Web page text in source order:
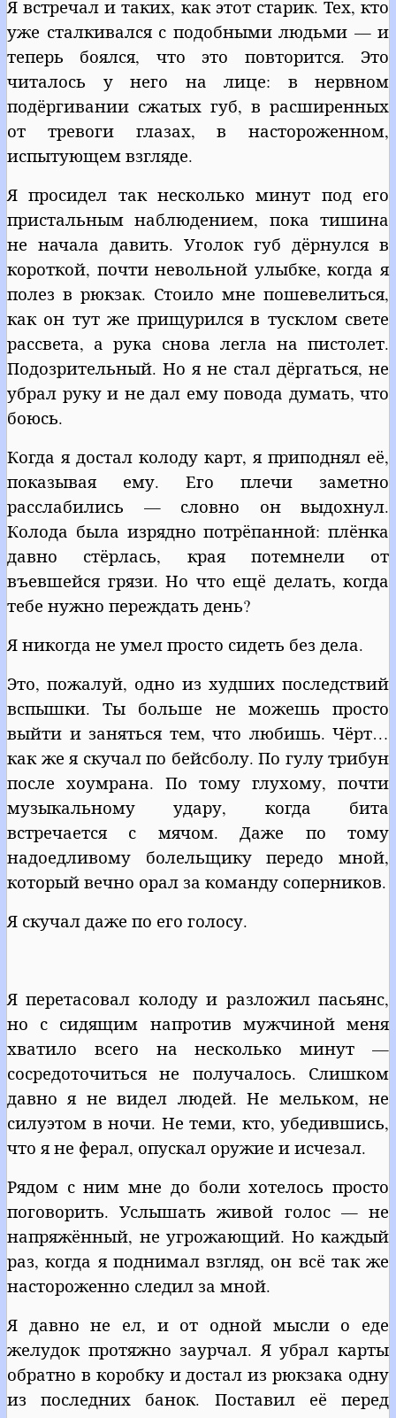
Я встречал и таких, как этот старик. Тех, кто
уже сталкивался с подобными людьми — и
теперь боялся, что это повторится. Это
читалось у него на лице: в нервном
подёргивании сжатых губ, в расширенных
от тревоги глазах, в настороженном,
испытующем взгляде.
Я просидел так несколько минут под его
пристальным наблюдением, пока тишина
не начала давить. Уголок губ дёрнулся в
короткой, почти невольной улыбке, когда я
полез в рюкзак. Стоило мне пошевелиться,
как он тут же прищурился в тусклом свете
рассвета, а рука снова легла на пистолет.
Подозрительный. Но я не стал дёргаться, не
убрал руку и не дал ему повода думать, что
боюсь.
Когда я достал колоду карт, я приподнял её,
показывая ему. Его плечи заметно
расслабились — словно он выдохнул.
Колода была изрядно потрёпанной: плёнка
давно стёрлась, края потемнели от
въевшейся грязи. Но что ещё делать, когда
тебе нужно переждать день?
Я никогда не умел просто сидеть без дела.
Это, пожалуй, одно из худших последствий
вспышки. Ты больше не можешь просто
выйти и заняться тем, что любишь. Чёрт…
как же я скучал по бейсболу. По гулу трибун
после хоумрана. По тому глухому, почти
музыкальному удару, когда бита
встречается с мячом. Даже по тому
надоедливому болельщику передо мной,
который вечно орал за команду соперников.
Я скучал даже по его голосу.
Я перетасовал колоду и разложил пасьянс,
но с сидящим напротив мужчиной меня
хватило всего на несколько минут —
сосредоточиться не получалось. Слишком
давно я не видел людей. Не мельком, не
силуэтом в ночи. Не теми, кто, убедившись,
что я не ферал, опускал оружие и исчезал.
Рядом с ним мне до боли хотелось просто
поговорить. Услышать живой голос — не
напряжённый, не угрожающий. Но каждый
раз, когда я поднимал взгляд, он всё так же
настороженно следил за мной.
Я давно не ел, и от одной мысли о еде
желудок протяжно заурчал. Я убрал карты
обратно в коробку и достал из рюкзака одну
из последних банок. Поставил её перед